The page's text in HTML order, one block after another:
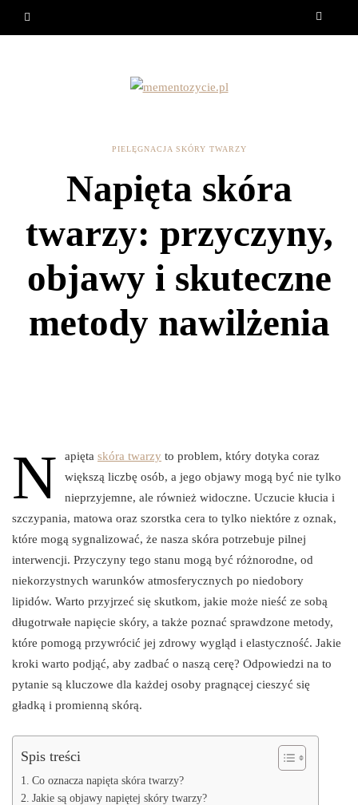
PIELĘGNACJA SKÓRY TWARZY
Napięta skóra
twarzy: przyczyny,
objawy i skuteczne
metody nawilżenia
N apięta skóra twarzy to problem, który dotyka coraz
większą liczbę osób, a jego objawy mogą być nie tylko
nieprzyjemne, ale również widoczne. Uczucie kłucia i
szczypania, matowa oraz szorstka cera to tylko niektóre z oznak,
które mogą sygnalizować, że nasza skóra potrzebuje pilnej
interwencji. Przyczyny tego stanu mogą być różnorodne, od
niekorzystnych warunków atmosferycznych po niedobory
lipidów. Warto przyjrzeć się skutkom, jakie może nieść ze sobą
długotrwałe napięcie skóry, a także poznać sprawdzone metody,
które pomogą przywrócić jej zdrowy wygląd i elastyczność. Jakie
kroki warto podjąć, aby zadbać o naszą cerę? Odpowiedzi na to
pytanie są kluczowe dla każdej osoby pragnącej cieszyć się
gładką i promienną skórą.
Spis treści
Co oznacza napięta skóra twarzy?
Jakie są objawy napiętej skóry twarzy?